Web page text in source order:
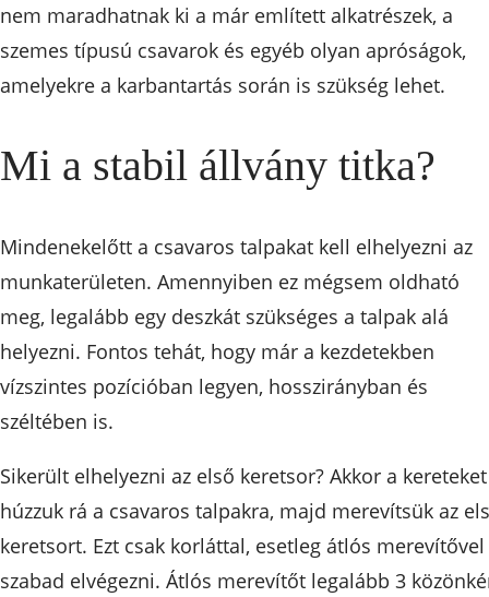
nem maradhatnak ki a már említett alkatrészek, a
szemes típusú csavarok és egyéb olyan apróságok,
amelyekre a karbantartás során is szükség lehet.
Mi a stabil állvány titka?
Mindenekelőtt a csavaros talpakat kell elhelyezni az
munkaterületen. Amennyiben ez mégsem oldható
meg, legalább egy deszkát szükséges a talpak alá
helyezni. Fontos tehát, hogy már a kezdetekben
vízszintes pozícióban legyen, hosszirányban és
széltében is.
Sikerült elhelyezni az első keretsor? Akkor a kereteket
húzzuk rá a csavaros talpakra, majd merevítsük az
keretsort. Ezt csak korláttal, esetleg átlós merevítővel
szabad elvégezni. Átlós merevítőt legalább 3